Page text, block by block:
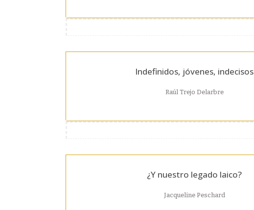
Indefinidos, jóvenes, indecisos
Raúl Trejo Delarbre
¿Y nuestro legado laico?
Jacqueline Peschard